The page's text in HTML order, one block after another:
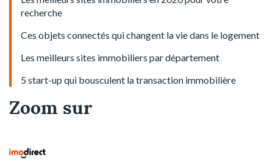
recherche
Ces objets connectés qui changent la vie dans le logement
Les meilleurs sites immobiliers par département
5 start-up qui bousculent la transaction immobilière
Zoom sur